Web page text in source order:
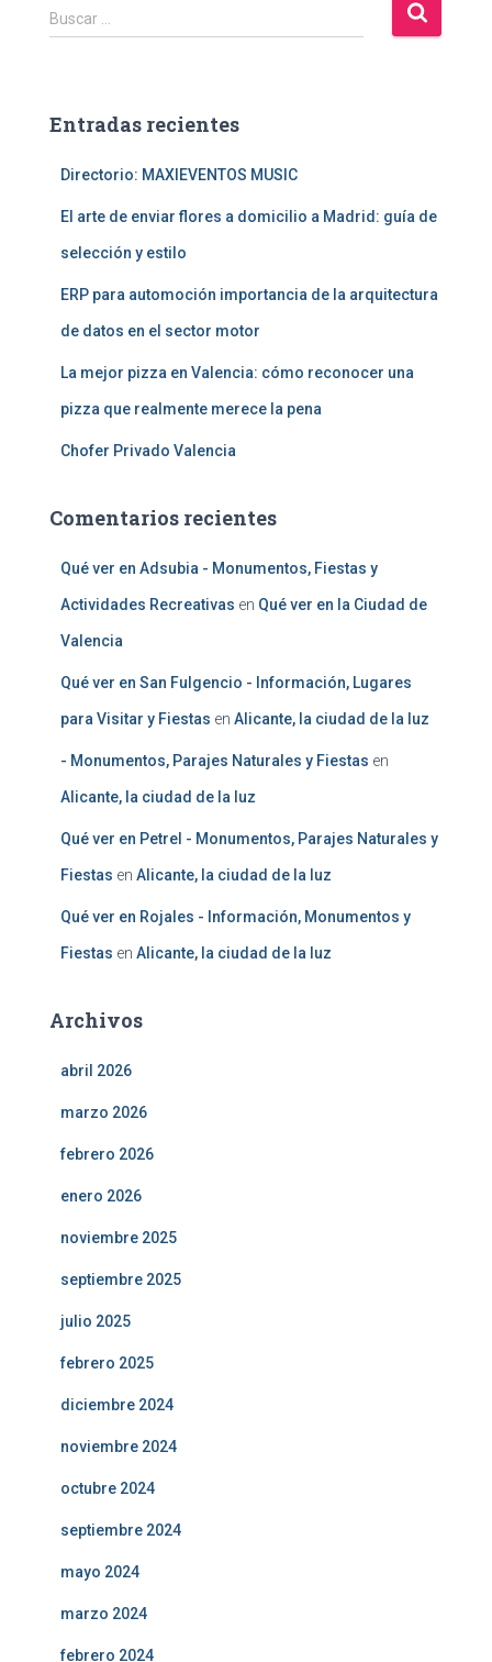
B
u
r
Buscar …
Entradas recientes
Directorio: MAXIEVENTOS MUSIC
El arte de enviar flores a domicilio a Madrid: guía de
selección y estilo
ERP para automoción importancia de la arquitectura
de datos en el sector motor
La mejor pizza en Valencia: cómo reconocer una
pizza que realmente merece la pena
Chofer Privado Valencia
Comentarios recientes
Qué ver en Adsubia - Monumentos, Fiestas y
Actividades Recreativas en Qué ver en la Ciudad de
Valencia
Qué ver en San Fulgencio - Información, Lugares
para Visitar y Fiestas en Alicante, la ciudad de la luz
- Monumentos, Parajes Naturales y Fiestas en
Alicante, la ciudad de la luz
Qué ver en Petrel - Monumentos, Parajes Naturales y
Fiestas en Alicante, la ciudad de la luz
Qué ver en Rojales - Información, Monumentos y
Fiestas en Alicante, la ciudad de la luz
Archivos
abril 2026
marzo 2026
febrero 2026
enero 2026
noviembre 2025
septiembre 2025
julio 2025
febrero 2025
diciembre 2024
noviembre 2024
octubre 2024
septiembre 2024
mayo 2024
marzo 2024
febrero 2024